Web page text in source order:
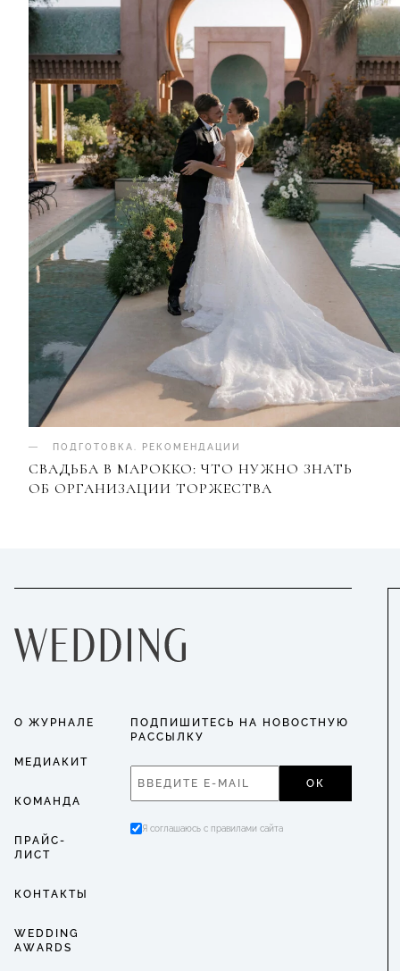
ПОДГОТОВКА. РЕКОМЕНДАЦИИ
СВАДЬБА В МАРОККО: ЧТО НУЖНО ЗНАТЬ
ОБ ОРГАНИЗАЦИИ ТОРЖЕСТВА
О ЖУРНАЛЕ
МЕДИАКИТ
КОМАНДА
ПРАЙС-
ЛИСТ
КОНТАКТЫ
WEDDING
AWARDS
ПОДПИШИТЕСЬ НА НОВОСТНУЮ
РАССЫЛКУ
ОК
Я соглашаюсь с правилами сайта